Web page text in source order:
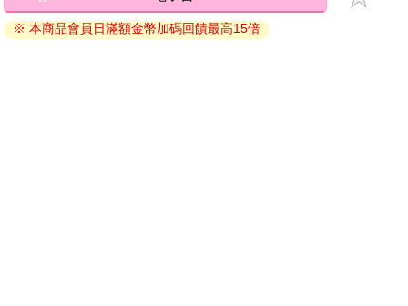
退換貨須知：
因版權保護，您在金石堂所購買的電子書僅能以金石堂專屬
※ 本商品會員日滿額金幣加碼回饋最高15倍